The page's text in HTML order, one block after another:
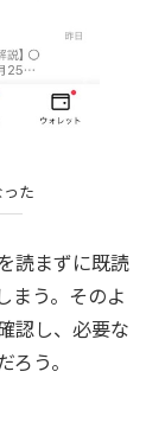
た
読まずに既読
まう。そのよ
認し、必要な
う。